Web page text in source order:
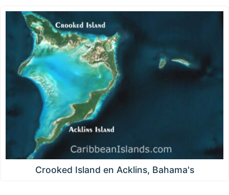
Crooked Island en Acklins, Bahama's